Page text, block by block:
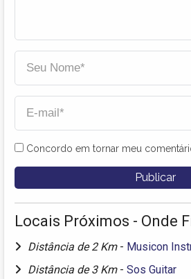
Concordo em tornar meu
Locais Próximos - Onde
Distância de 2 Km - Musicon
Distância de 3 Km - Sos Guitar